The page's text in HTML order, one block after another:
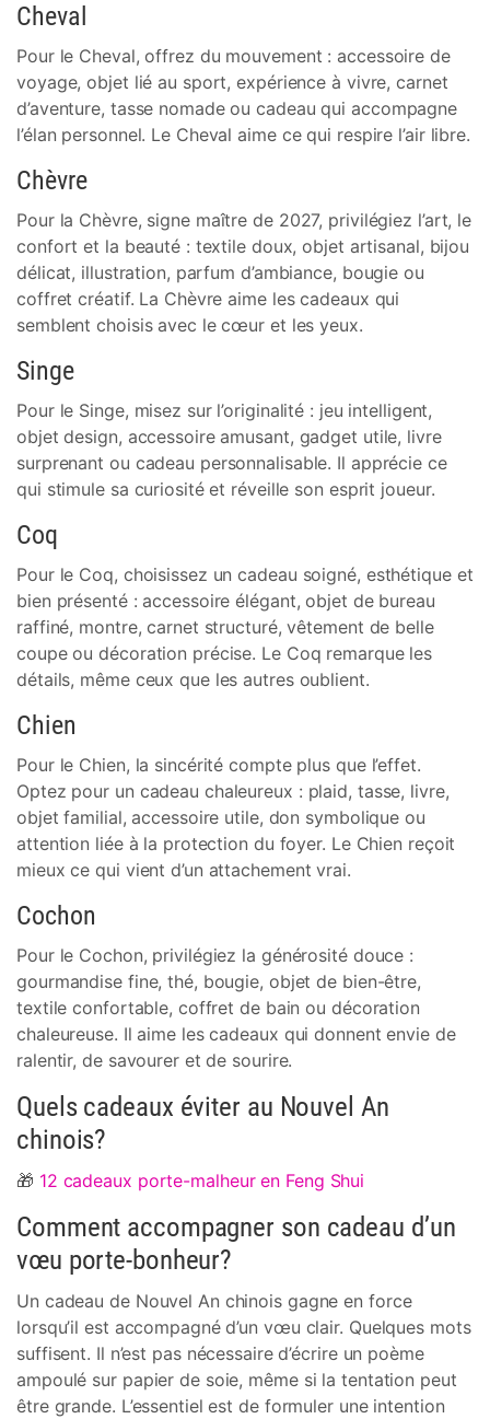
Cheval
Pour le Cheval, offrez du mouvement : accessoire de
voyage, objet lié au sport, expérience à vivre, carnet
d’aventure, tasse nomade ou cadeau qui accompagne
l’élan personnel. Le Cheval aime ce qui respire l’air libre.
Chèvre
Pour la Chèvre, signe maître de 2027, privilégiez l’art, le
confort et la beauté : textile doux, objet artisanal, bijou
délicat, illustration, parfum d’ambiance, bougie ou
coffret créatif. La Chèvre aime les cadeaux qui
semblent choisis avec le cœur et les yeux.
Singe
Pour le Singe, misez sur l’originalité : jeu intelligent,
objet design, accessoire amusant, gadget utile, livre
surprenant ou cadeau personnalisable. Il apprécie ce
qui stimule sa curiosité et réveille son esprit joueur.
Coq
Pour le Coq, choisissez un cadeau soigné, esthétique et
bien présenté : accessoire élégant, objet de bureau
raffiné, montre, carnet structuré, vêtement de belle
coupe ou décoration précise. Le Coq remarque les
détails, même ceux que les autres oublient.
Chien
Pour le Chien, la sincérité compte plus que l’effet.
Optez pour un cadeau chaleureux : plaid, tasse, livre,
objet familial, accessoire utile, don symbolique ou
attention liée à la protection du foyer. Le Chien reçoit
mieux ce qui vient d’un attachement vrai.
Cochon
Pour le Cochon, privilégiez la générosité douce :
gourmandise fine, thé, bougie, objet de bien-être,
textile confortable, coffret de bain ou décoration
chaleureuse. Il aime les cadeaux qui donnent envie de
ralentir, de savourer et de sourire.
Quels cadeaux éviter au Nouvel An
chinois?
🎁 12 cadeaux porte-malheur en Feng Shui
Comment accompagner son cadeau d’un
vœu porte-bonheur?
Un cadeau de Nouvel An chinois gagne en force
lorsqu’il est accompagné d’un vœu clair. Quelques mots
suffisent. Il n’est pas nécessaire d’écrire un poème
ampoulé sur papier de soie, même si la tentation peut
être grande. L’essentiel est de formuler une intention